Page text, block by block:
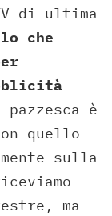
di ultima
che
pazzesca è
quello
sulla
ma